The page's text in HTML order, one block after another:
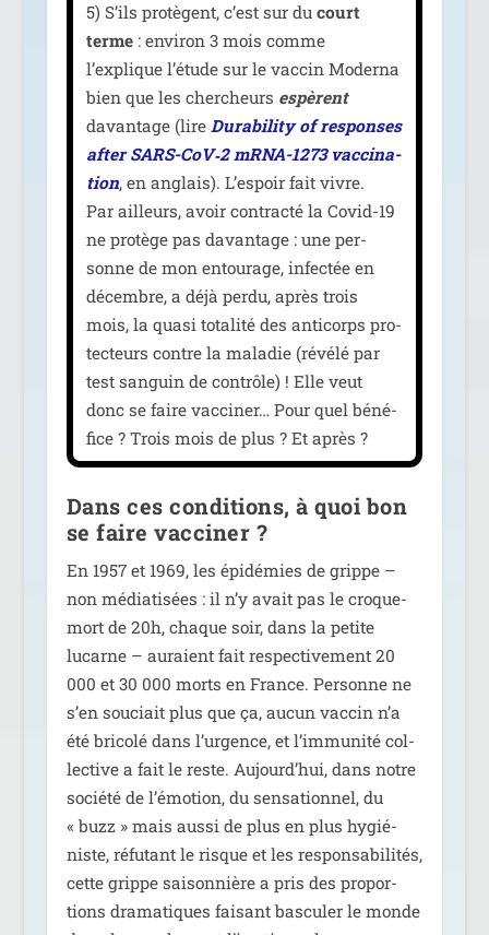
5) S’ils pro­tègent, c’est sur du court
terme: envi­ron 3 mois comme
l’explique l’étude sur le vac­cin Moderna
bien que les cher­cheurs espèrent
davan­tage (lire Durability of res­ponses
after SARS-CoV‑2 mRNA-1273 vac­ci­na­
tion, en anglais). L’espoir fait vivre.
Par ailleurs, avoir contrac­té la Covid-19
ne pro­tège pas davan­tage : une per­
sonne de mon entou­rage, infec­tée en
décembre, a déjà per­du, après trois
mois, la qua­si tota­li­té des anti­corps pro­
tec­teurs contre la mala­die (révé­lé par
test san­guin de contrôle) ! Elle veut
donc se faire vac­ci­ner… Pour quel béné­
fice ? Trois mois de plus ? Et après ?
Dans ces conditions, à quoi bon
se faire vacciner ?
En 1957 et 1969, les épi­dé­mies de grippe –
non média­ti­sées : il n’y avait pas le croque-
mort de 20h, chaque soir, dans la petite
lucarne – auraient fait res­pec­ti­ve­ment 20
000 et 30 000 morts en France. Personne ne
s’en sou­ciait plus que ça, aucun vac­cin n’a
été bri­co­lé dans l’urgence, et l’immunité col­
lec­tive a fait le reste. Aujourd’hui, dans notre
socié­té de l’émotion, du sen­sa­tion­nel, du
« buzz » mais aus­si de plus en plus hygié­
niste, réfu­tant le risque et les res­pon­sa­bi­li­tés,
cette grippe sai­son­nière a pris des pro­por­
tions dra­ma­tiques fai­sant bas­cu­ler le monde